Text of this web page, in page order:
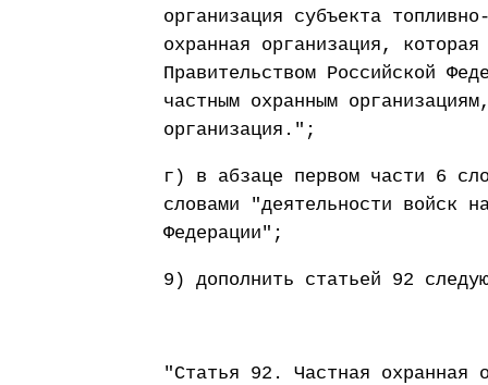
организация субъекта
охранная организация, которая
Правительством Российской
частным охранным
организация.";
г) в абзаце первом части 6
словами "деятельности войск
Федерации";
9) дополнить статьей 92
"Статья 92. Частная охранная